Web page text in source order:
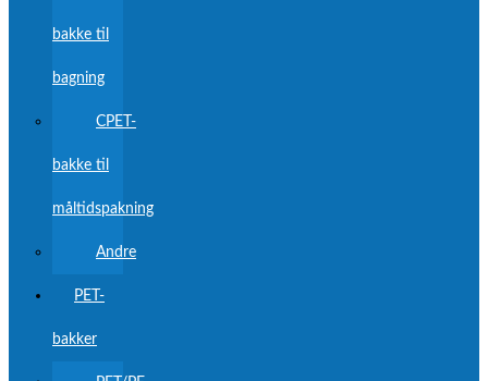
bakke til
bagning
CPET-
bakke til
måltidspakning
Andre
PET-
bakker